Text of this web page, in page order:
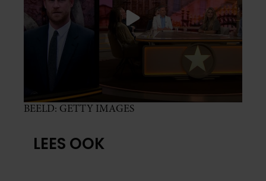
BEELD: GETTY IMAGES
LEES OOK